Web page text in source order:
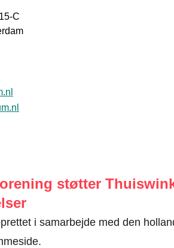
C
støtter
i samarbejde med den